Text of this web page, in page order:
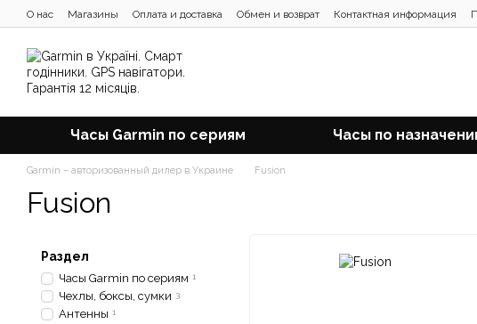
Перейти к основному контенту
О нас Магазины Оплата и доставка Обмен и возврат Контактная информация
Отзывы о магазине
Блог
Часы Garmin по сериям Часы по
Garmin – авторизованный дилер в Украине Fusion
Fusion
Раздел
Часы Garmin по сериям 1
Чехлы, боксы, сумки 3
Антенны 1